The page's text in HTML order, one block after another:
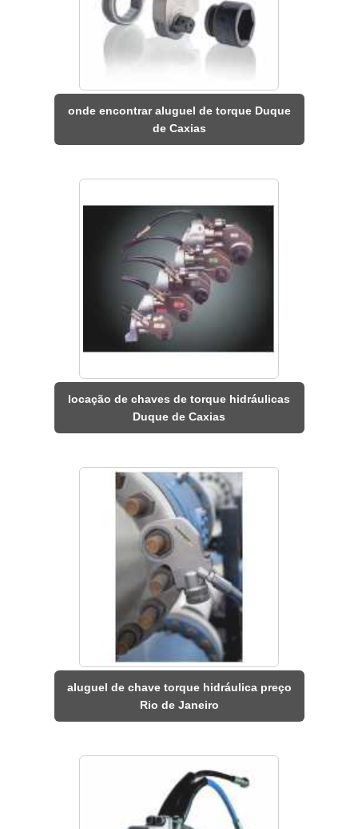
onde encontrar aluguel de torque Duque
de Caxias
locação de chaves de torque hidráulicas
Duque de Caxias
aluguel de chave torque hidráulica preço
Rio de Janeiro